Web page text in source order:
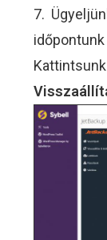
7.
időpontunk